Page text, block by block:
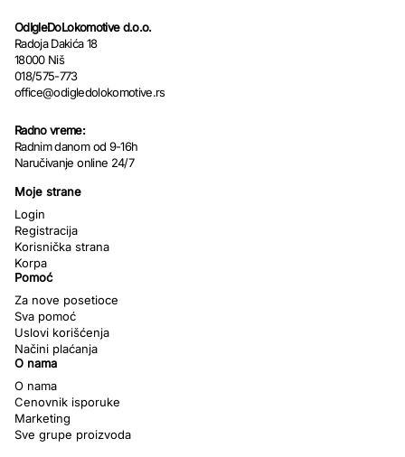
OdIgleDoLokomotive d.o.o.
Radoja Dakića 18
18000 Niš
018/575-773
office@odigledolokomotive.rs
Radno vreme:
Radnim danom od 9-16h
Naručivanje online 24/7
Moje strane
Login
Registracija
Korisnička strana
Korpa
Pomoć
Za nove posetioce
Sva pomoć
Uslovi korišćenja
Načini plaćanja
O nama
O nama
Cenovnik isporuke
Marketing
Sve grupe proizvoda